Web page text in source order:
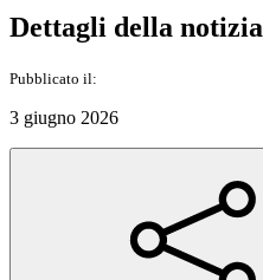
Dettagli della notizia
Pubblicato il:
3 giugno 2026